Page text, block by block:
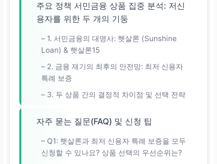
주요 정책 서민금융 상품 집중 분석: 저신
용자를 위한 두 개의 기둥
– 1. 서민금융의 대명사: 햇살론 (Sunshine
Loan) & 햇살론15
– 2. 금융 재기의 최후의 안전망: 최저 신용자
특례 보증
– 3. 두 상품 간의 결정적 차이점 및 선택 전략
자주 묻는 질문(FAQ) 및 신청 팁
– Q1: 햇살론과 최저 신용자 특례 보증을 모두
신청할 수 있나요? 상품 선택의 우선순위는?